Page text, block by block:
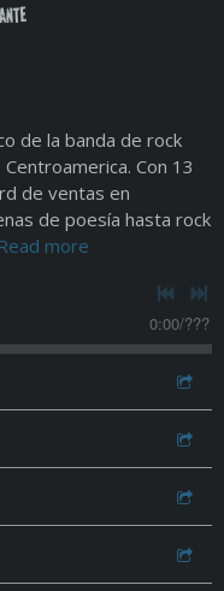
de la banda de rock
Con 13
de ventas en
de poesía hasta rock
Read more
0:00/???